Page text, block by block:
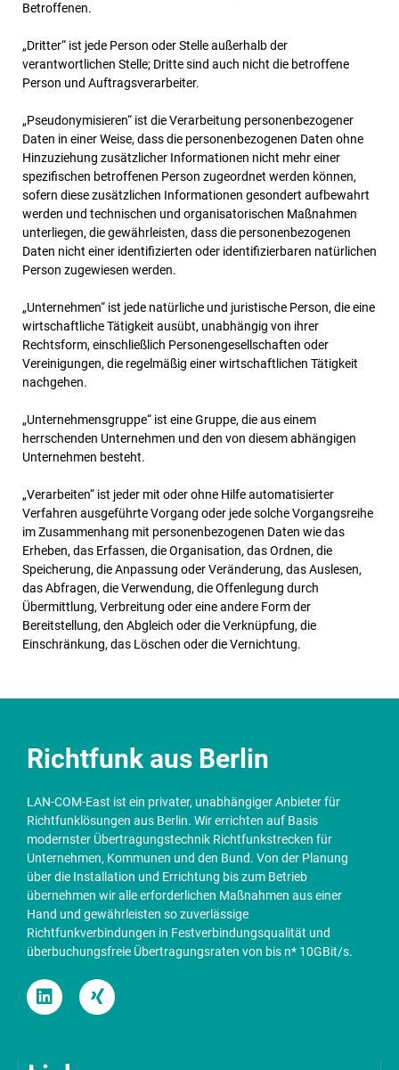
Betroffenen.
„Dritter“ ist jede Person oder Stelle außerhalb der
verantwortlichen Stelle; Dritte sind auch nicht die betroffene
Person und Auftragsverarbeiter.
„Pseudonymisieren“ ist die Verarbeitung personenbezogener
Daten in einer Weise, dass die personenbezogenen Daten ohne
Hinzuziehung zusätzlicher Informationen nicht mehr einer
spezifischen betroffenen Person zugeordnet werden können,
sofern diese zusätzlichen Informationen gesondert aufbewahrt
werden und technischen und organisatorischen Maßnahmen
unterliegen, die gewährleisten, dass die personenbezogenen
Daten nicht einer identifizierten oder identifizierbaren natürlichen
Person zugewiesen werden.
„Unternehmen“ ist jede natürliche und juristische Person, die eine
wirtschaftliche Tätigkeit ausübt, unabhängig von ihrer
Rechtsform, einschließlich Personengesellschaften oder
Vereinigungen, die regelmäßig einer wirtschaftlichen Tätigkeit
nachgehen.
„Unternehmensgruppe“ ist eine Gruppe, die aus einem
herrschenden Unternehmen und den von diesem abhängigen
Unternehmen besteht.
„Verarbeiten“ ist jeder mit oder ohne Hilfe automatisierter
Verfahren ausgeführte Vorgang oder jede solche Vorgangsreihe
im Zusammenhang mit personenbezogenen Daten wie das
Erheben, das Erfassen, die Organisation, das Ordnen, die
Speicherung, die Anpassung oder Veränderung, das Auslesen,
das Abfragen, die Verwendung, die Offenlegung durch
Übermittlung, Verbreitung oder eine andere Form der
Bereitstellung, den Abgleich oder die Verknüpfung, die
Einschränkung, das Löschen oder die Vernichtung.
Richtfunk aus Berlin
LAN-COM-East ist ein privater, unabhängiger Anbieter für
Richtfunklösungen aus Berlin. Wir errichten auf Basis
modernster Übertragungstechnik Richtfunkstrecken für
Unternehmen, Kommunen und den Bund. Von der Planung
über die Installation und Errichtung bis zum Betrieb
übernehmen wir alle erforderlichen Maßnahmen aus einer
Hand und gewährleisten so zuverlässige
Richtfunkverbindungen in Festverbindungsqualität und
überbuchungsfreie Übertragungsraten von bis n* 10GBit/s.